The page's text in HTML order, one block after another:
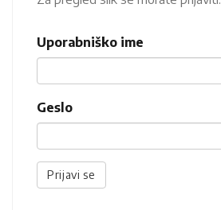
Uporabniško ime
Geslo
Prijavi se